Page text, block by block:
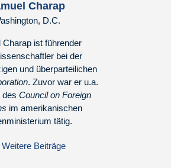
Charap
D.C.
Charap ist führender
bei der
und überparteilichen
. Zuvor war er u.a.
des Council on Foreign
im amerikanischen
tätig.
Weitere Beiträge